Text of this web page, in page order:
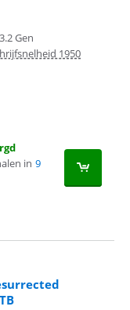
Gen
1950
in 9